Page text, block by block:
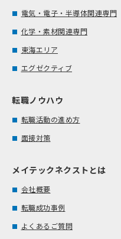
電気・電子・半導体関連専門
化学・素材関連専門
東海エリア
エグゼクティブ
転職ノウハウ
転職活動の進め方
面接対策
メイテックネクストとは
会社概要
転職成功事例
よくあるご質問